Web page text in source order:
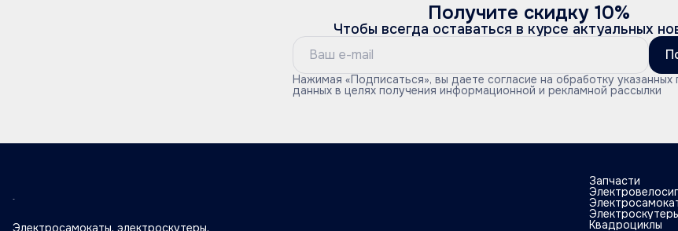
Получите скидку 10%
Чтобы всегда оставаться в курсе актуальных
Нажимая «Подписаться», вы даете согласие на обработку указанных
данных в целях получения информационной и рекламной рассылки
Электросамокаты, электроскутеры,
Запчасти
Квадроциклы